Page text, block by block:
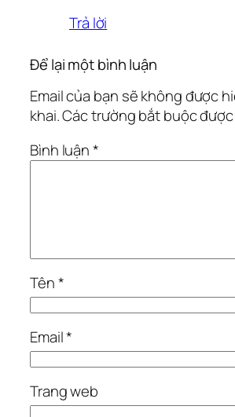
Trả lời
Để lại một bình luận
Email của bạn sẽ không được
khai.Các trường bắt buộc
Bình luận*
Tên*
Email*
Trang web